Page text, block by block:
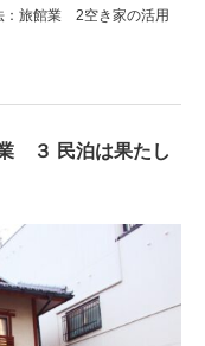
：旅館業 2空き家の活用
３ 民泊は果たし